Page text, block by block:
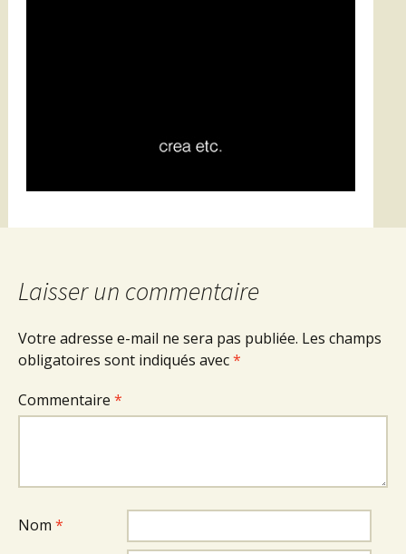
Laisser un commentaire
Votre adresse e-mail ne sera pas publiée. Les champs
obligatoires sont indiqués avec*
Commentaire *
Nom *